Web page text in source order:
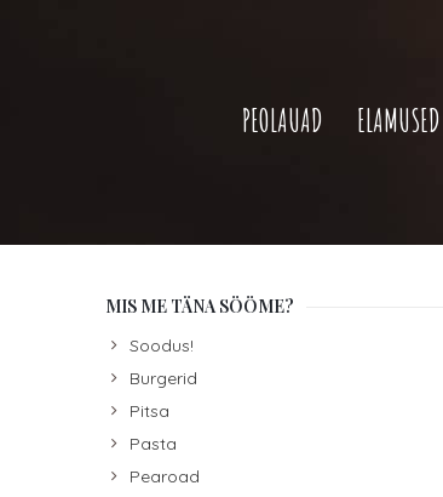
PEOLAUAD ELAMUSED
MIS ME TÄNA SÖÖME?
Soodus!
Burgerid
Pitsa
Pasta
Pearoad